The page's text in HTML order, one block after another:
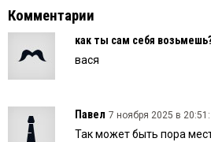
Комментарии
как ты сам себя
вася
Павел 7 ноября 2025 в 20:51:
Так может быть пора